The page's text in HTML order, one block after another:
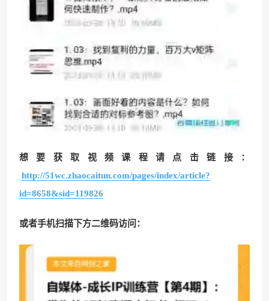
想要获取视频课程请点击链接：
http://51wc.zhaocaitun.com/pages/index/article?
id=8658&sid=119826
或者手机扫描下方二维码访问：